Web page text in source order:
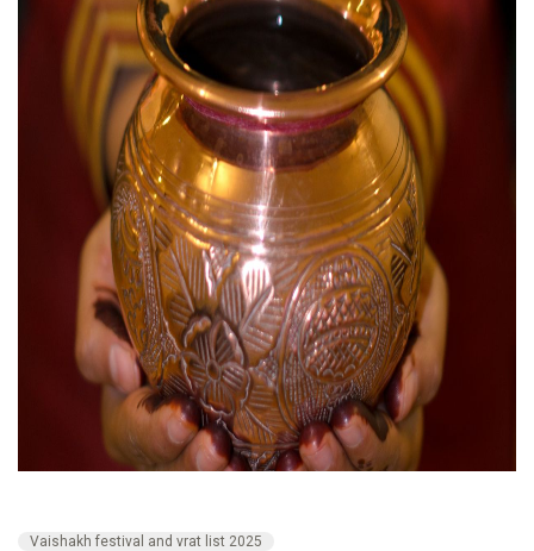
Vaishakh festival and vrat list 2025